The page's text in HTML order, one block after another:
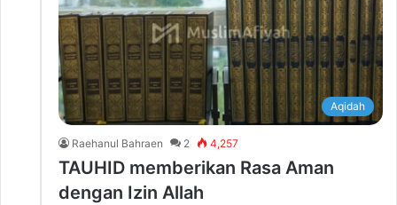
Aqidah
Raehanul Bahraen 2 4,257
TAUHID memberikan Rasa Aman
dengan Izin Allah